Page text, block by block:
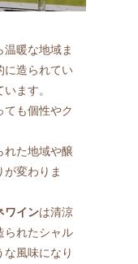
温暖な地域ま
に造られてい
ます。
ても個性やク
れた地域や醸
変わりま
ワインは清涼
られたシャル
な風味になり